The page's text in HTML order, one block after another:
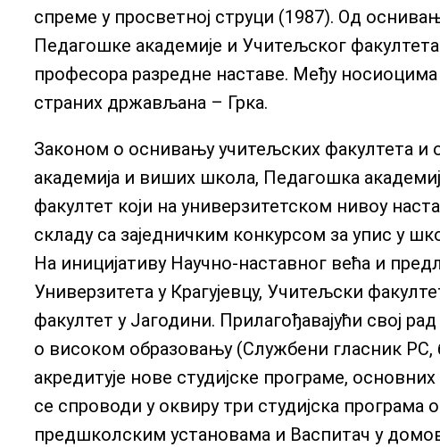
спреме у просветној струци (1987). Од
Педагошке академије и Учитељског
професора разредне наставе. Међу
страних држављана – Грка.
Законом о оснивању учитељских факултета
академија и виших школа, Педагошка
факултет који на универзитетском нивоу
складу са заједничким конкурсом за упис у
На иницијативу Научно-наставног већа и
Универзитета у Крагујевцу, Учитељски
факултет у Јагодини. Прилагођавајући свој
о високом образовању (Службени гласник
акредитује нове студијске програме,
се спроводи у оквиру три студијска
предшколским установама и Васпитач у